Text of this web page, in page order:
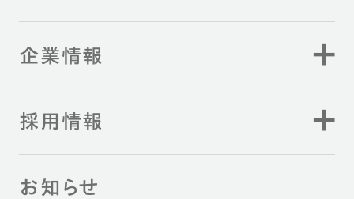
企業情報
採用情報
お知らせ